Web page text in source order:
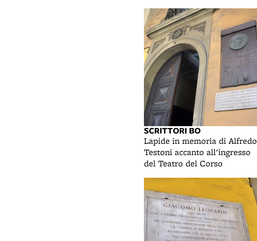
SCRITTORI BO
Lapide in memoria di Alfredo
Testoni accanto all'ingresso
del Teatro del Corso